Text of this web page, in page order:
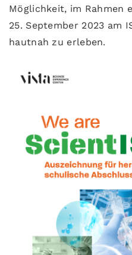
Möglichkeit, im Rahmen
25. September 2023 am
hautnah zu erleben.